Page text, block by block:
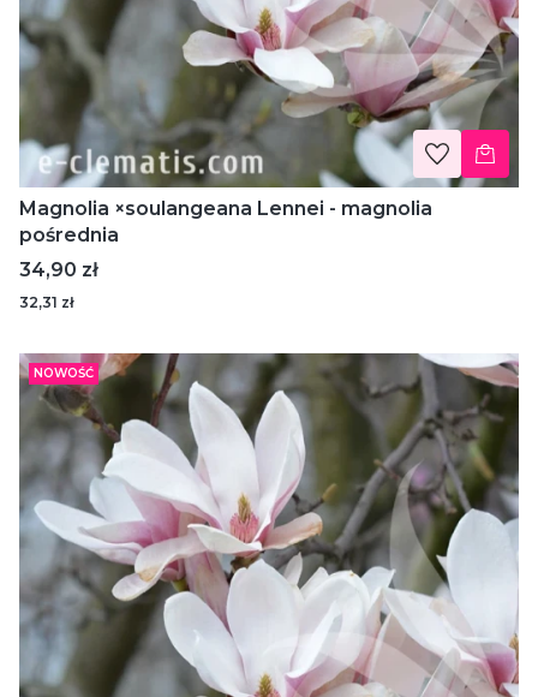
Magnolia ×soulangeana Lennei - magnolia
pośrednia
Cena
34,90 zł
32,31 zł
NOWOŚĆ